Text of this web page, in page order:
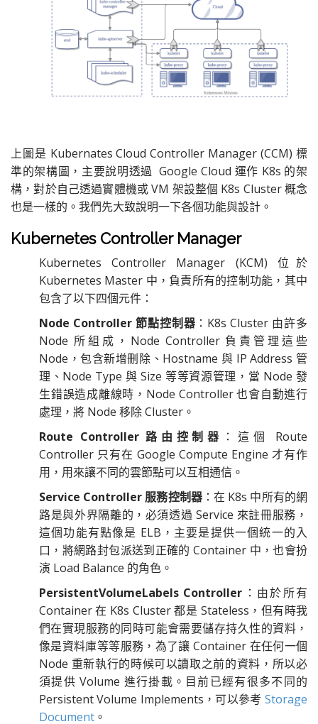
上圖是 Kubernates Cloud Controller Manager (CCM) 標
準的架構圖，主要說明透過 Google Cloud 運作 K8s 的架
構，對於自己透過實體機或 VM 架設整個 K8s Cluster 概念
也是一樣的。我們先大致說明一下各個功能與設計。
Kubernetes Controller Manager
Kubernetes Controller Manager (KCM) 位於
Kubernetes Master 中，負責所有的控制功能，其中
包含了以下四個元件：
Node Controller 節點控制器 ：K8s Cluster 由許多
Node 所組成，Node Controller 負責管理這些
Node，包含新增刪除、Hostname 與 IP Address 管
理、Node Type 與 Size 等等資源管理，當 Node 發
生錯誤造成離線時，Node Controller 也會自動進行
處理，將 Node 移除 Cluster。
Route Controller 路由控制器 ：這個 Route
Controller 只有在 Google Compute Engine 才有作
用，用來讓不同的雲節點可以互相通信。
Service Controller 服務控制器：在 K8s 中所有的網
路是與外界隔離的，必須透過 Service 來註冊服務，
這個功能有點像是 ELB，主要是提供一個統一的入
口，將網路封包派送到正確的 Container 中，也會扮
演 Load Balance 的角色。
PersistentVolumeLabels Controller ：由於所有
Container 在 K8s Cluster 都是 Stateless，但有時我
們在實現服務的同時可能會需要儲存持久性的資料，
像是資料庫等等服務，為了讓 Container 在任何一個
Node 重新執行的時候可以讀取之前的資料，所以必
須提供 Volume 進行掛載。目前已經有很多不同的
Persistent Volume Implements，可以參考 Storage
Document 。